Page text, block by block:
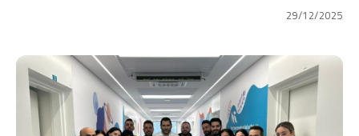
29/12/2025